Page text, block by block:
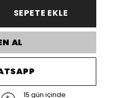
SEPETE EKLE
AL
15 gün içinde